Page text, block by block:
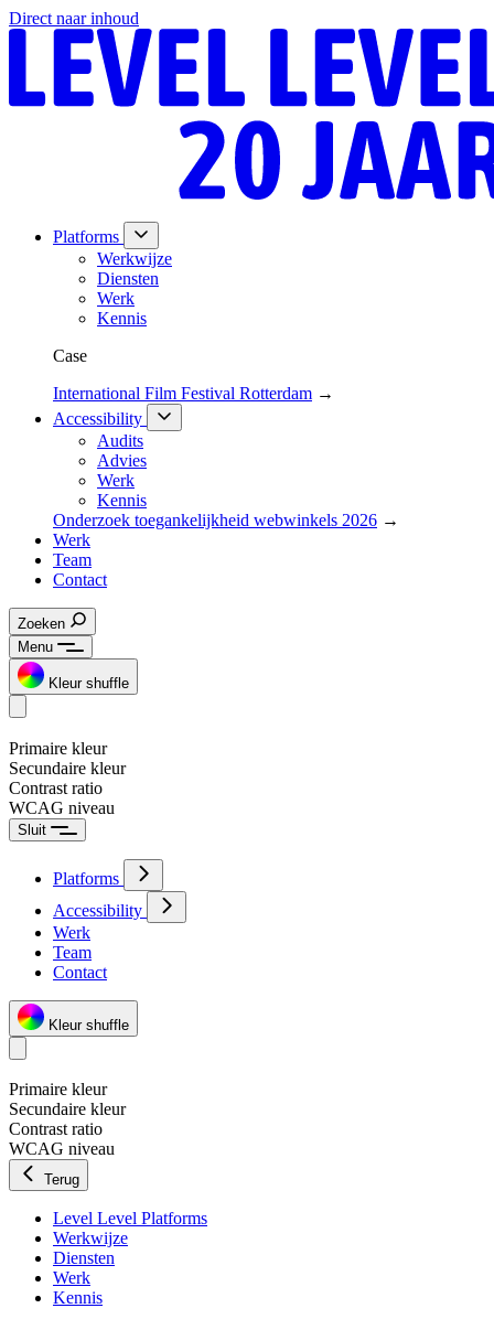
Direct naar inhoud
Platforms
Werkwijze
Diensten
Werk
Kennis
Case
International Film Festival Rotterdam →
Accessibility
Audits
Advies
Werk
Kennis
Onderzoek toegankelijkheid webwinkels 2026 →
Werk
Team
Contact
Zoeken
Menu
Kleur shuffle
Primaire kleur
Secundaire kleur
Contrast ratio
WCAG niveau
Sluit
Platforms
Accessibility
Werk
Team
Contact
Kleur shuffle
Primaire kleur
Secundaire kleur
Contrast ratio
WCAG niveau
Terug
Level Level Platforms
Werkwijze
Diensten
Werk
Kennis